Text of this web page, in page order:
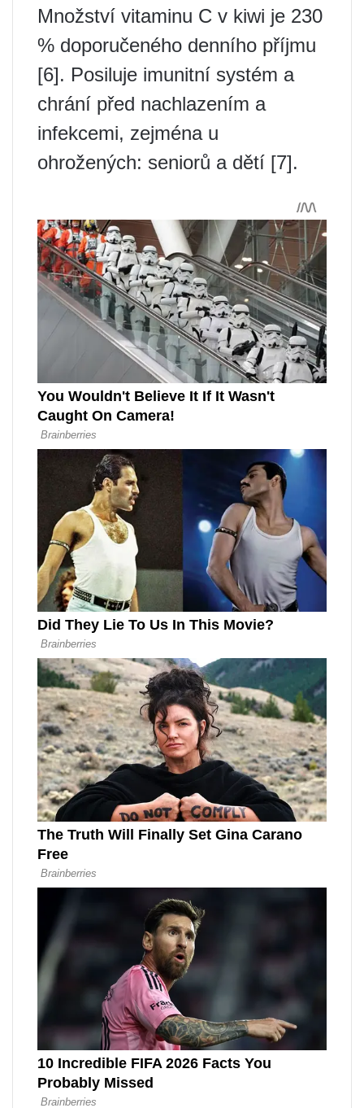
Množství vitaminu C v kiwi je 230
% doporučeného denního příjmu
[6]. Posiluje imunitní systém a
chrání před nachlazením a
infekcemi, zejména u
ohrožených: seniorů a dětí [7].